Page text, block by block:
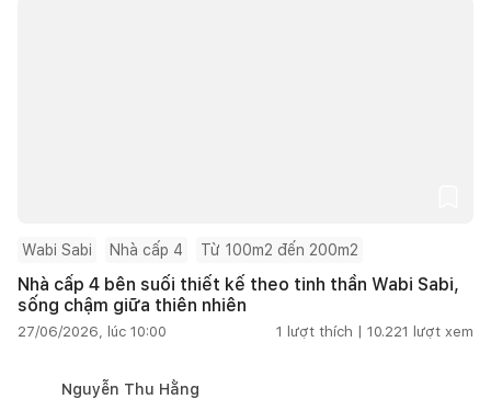
Wabi Sabi Nhà cấp 4 Từ 100m2 đến 200m2
Nhà cấp 4 bên suối thiết kế theo tinh thần Wabi Sabi,
sống chậm giữa thiên nhiên
27/06/2026, lúc 10:00 1 lượt thích | 10.221 lượt xem
Nguyễn Thu Hằng